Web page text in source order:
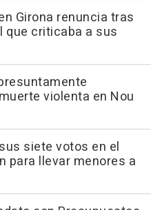
Girona renuncia tras
que criticaba a sus
violenta en Nou
siete votos en el
para llevar menores a